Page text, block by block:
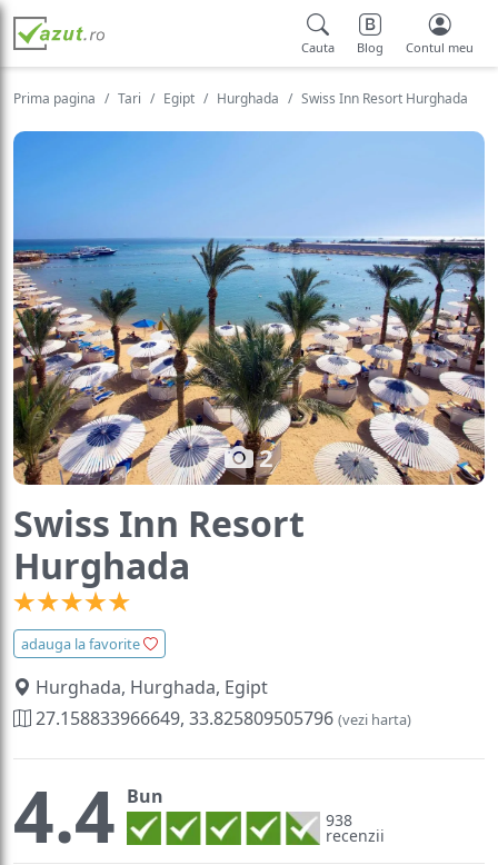
Cauta Blog Contul meu
Prima pagina Tari Egipt Hurghada Swiss Inn Resort Hurghada
2
Swiss Inn Resort
Hurghada
adauga la favorite
Hurghada, Hurghada, Egipt
27.158833966649, 33.825809505796 (vezi harta)
4.4 Bun
938
recenzii